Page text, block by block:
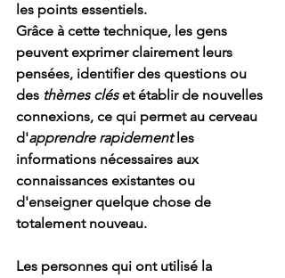
les points essentiels.
Grâce à cette technique, les gens
peuvent exprimer clairement leurs
pensées, identifier des questions ou
des thèmes clés et établir de nouvelles
connexions, ce qui permet au cerveau
d'apprendre rapidement les
informations nécessaires aux
connaissances existantes ou
d'enseigner quelque chose de
totalement nouveau.
Les personnes qui ont utilisé la